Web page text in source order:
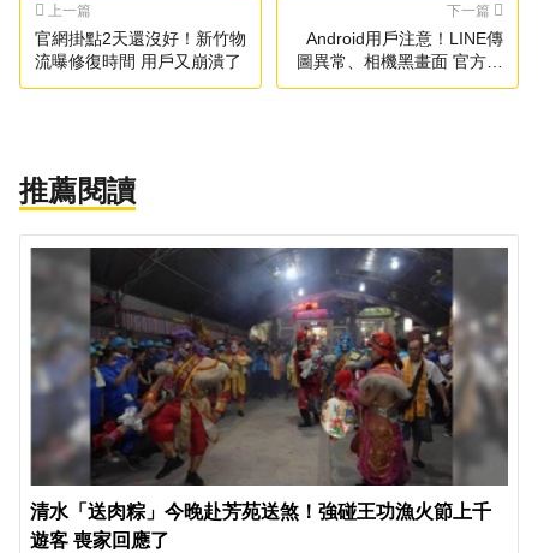
上一篇
官網掛點2天還沒好！新竹物
流曝修復時間 用戶又崩潰了
下一篇
Android用戶注意！LINE傳
圖異常、相機黑畫面 官方回
應了
推薦閱讀
清水「送肉粽」今晚赴芳苑送煞！強碰王功漁火節上千
遊客 喪家回應了